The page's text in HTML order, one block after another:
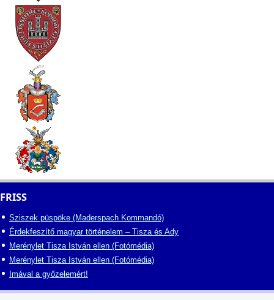
FRISS
Sziszek püspöke (Maderspach Kommandó)
Érdekfeszítő magyar történelem – Tisza és Ady
Merénylet Tisza István ellen (Fotómédia)
Merénylet Tisza István ellen (Fotómédia)
Imával a győzelemért!